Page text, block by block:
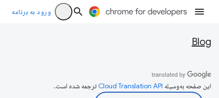
ورود به برنامه
Blog
این صفحه به‌وسیله ترجمه شده است.